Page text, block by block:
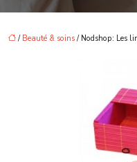
/ Beauté & soins / Nodshop: Les